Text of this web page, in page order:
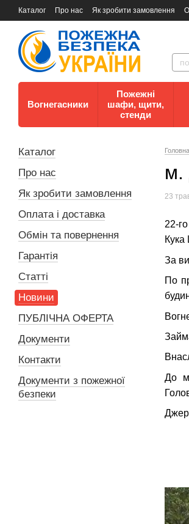
Каталог Про нас Як зробити замовлення
Документи
Контакти Документи з
Вогнегасники
Пожежні
шафи, щити,
стенди
Головна
м.
23
22-
Кука
За
По
До
Каталог
Про нас
Як зробити замовлення
Оплата і доставка
Обмін та повернення
Гарантія
Статті
Новини
ПУБЛІЧНА ОФЕРТА
Документи
Контакти
Документи з пожежної
безпеки